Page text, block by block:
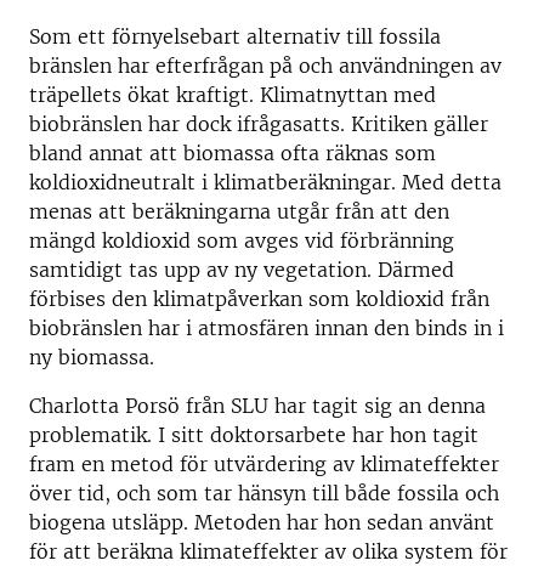
Som ett förnyelsebart alternativ till fossila
bränslen har efterfrågan på och användningen av
träpellets ökat kraftigt. Klimatnyttan med
biobränslen har dock ifrågasatts. Kritiken gäller
bland annat att biomassa ofta räknas som
koldioxidneutralt i klimatberäkningar. Med detta
menas att beräkningarna utgår från att den
mängd koldioxid som avges vid förbränning
samtidigt tas upp av ny vegetation. Därmed
förbises den klimatpåverkan som koldioxid från
biobränslen har i atmosfären innan den binds in i
ny biomassa.
Charlotta Porsö från SLU har tagit sig an denna
problematik. I sitt doktorsarbete har hon tagit
fram en metod för utvärdering av klimateffekter
över tid, och som tar hänsyn till både fossila och
biogena utsläpp. Metoden har hon sedan använt
för att beräkna klimateffekter av olika system för